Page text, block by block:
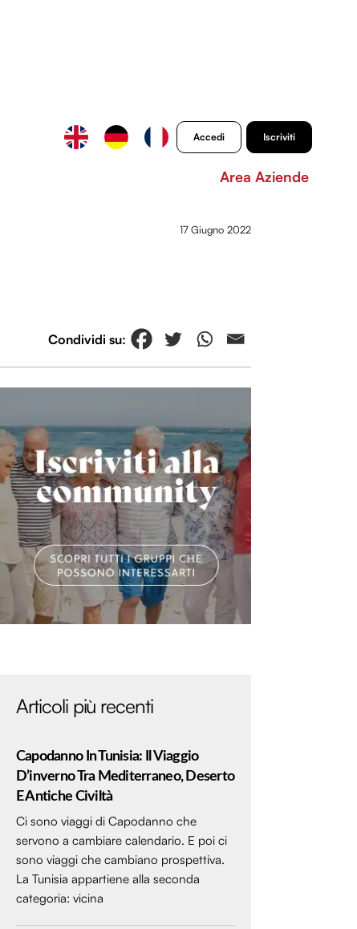
Accedi Iscriviti
Area Aziende
17 Giugno 2022
Articoli più recenti
Capodanno In Tunisia: Il Viaggio
D’inverno Tra Mediterraneo, Deserto
E Antiche Civiltà
Ci sono viaggi di Capodanno che
servono a cambiare calendario. E poi ci
sono viaggi che cambiano prospettiva.
La Tunisia appartiene alla seconda
categoria: vicina